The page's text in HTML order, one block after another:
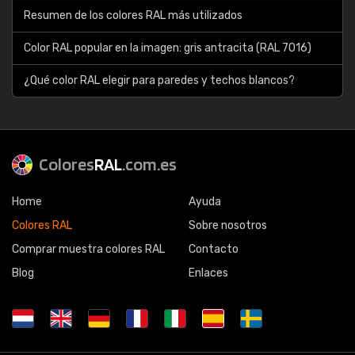
Resumen de los colores RAL más utilizados
Color RAL popular en la imagen: gris antracita (RAL 7016)
¿Qué color RAL elegir para paredes y techos blancos?
ColoresRAL.com.es
Home
Colores RAL
Comprar muestra colores RAL
Blog
Ayuda
Sobre nosotros
Contacto
Enlaces